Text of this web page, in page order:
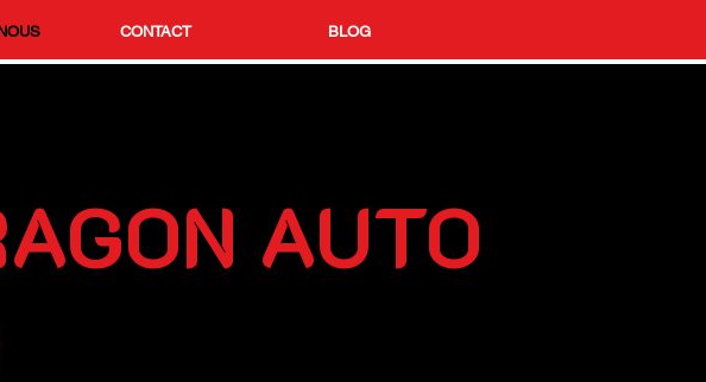
CONTACT BLOG
AUTO